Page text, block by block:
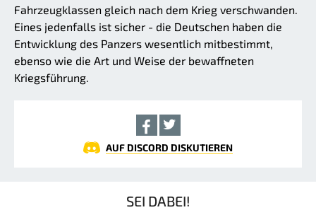
Fahrzeugklassen gleich nach dem Krieg verschwanden.
Eines jedenfalls ist sicher - die Deutschen haben die
Entwicklung des Panzers wesentlich mitbestimmt,
ebenso wie die Art und Weise der bewaffneten
Kriegsführung.
AUF DISCORD DISKUTIEREN
SEI DABEI!